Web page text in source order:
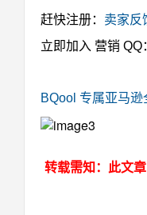
赶快注册： 卖家反
立即加入 营销 QQ
BQool 专属亚马
转载需知：此文